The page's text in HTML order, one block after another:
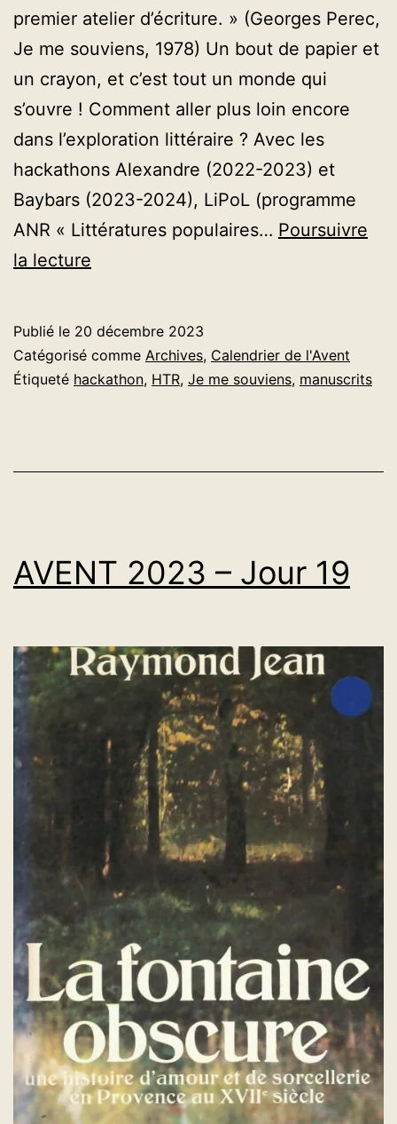
premier atelier d’écriture. » (Georges Perec,
Je me souviens, 1978) Un bout de papier et
un crayon, et c’est tout un monde qui
s’ouvre ! Comment aller plus loin encore
dans l’exploration littéraire ? Avec les
hackathons Alexandre (2022-2023) et
Baybars (2023-2024), LiPoL (programme
ANR « Littératures populaires… Poursuivre
la lecture
Jour
20
Publié le 20 décembre 2023
Catégorisé comme Archives, Calendrier de l'Avent
Étiqueté hackathon, HTR, Je me souviens, manuscrits
AVENT 2023 – Jour 19